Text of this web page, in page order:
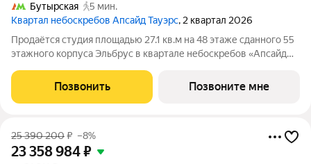
Бутырская
5 мин.
Квартал небоскребов Апсайд Тауэрс, 2 квартал 2026
Продаётся студия площадью 27.1 кв.м на 48 этаже сданного 55
этажного корпуса Эльбрус в квартале небоскребов «Апсайд
очередь, прогулочный бульвар, парк Сокольники. Номер
квартиры Кв.4810. «Апсайд
Позвонить Позвоните мне
25 390 200₽ –8%
23 358 984₽